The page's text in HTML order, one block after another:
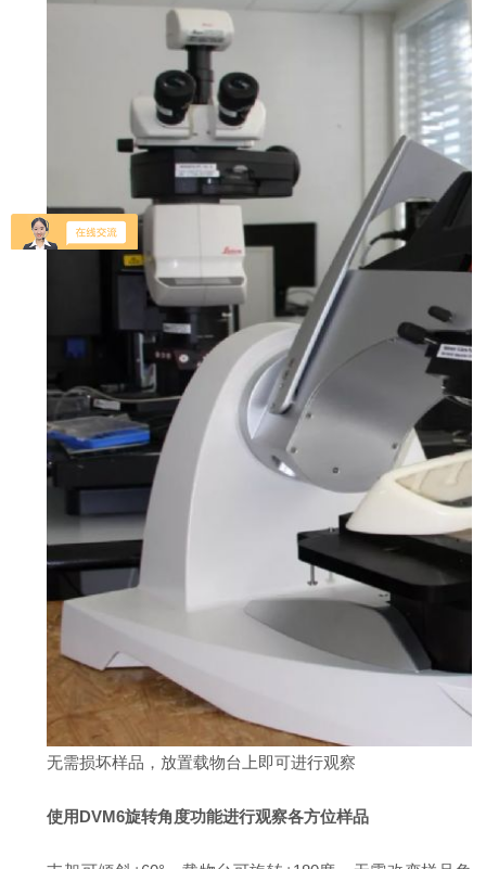
无需损坏样品，放置载物台上即可进行观察
使用DVM6旋转角度功能进行观察各方位样品